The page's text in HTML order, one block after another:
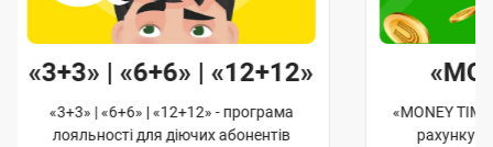
«3+3» | «6+6» | «12+12»
«3+3» | «6+6» | «12+12» - програма
лояльності для діючих абонентів
«MONEY
рахунку